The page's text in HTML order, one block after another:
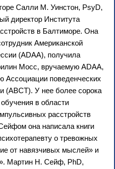
Салли М. Уинстон, PsyD,
директор Института
в Балтиморе. Она
Американской
(ADAA), получила
Мосс, вручаемую ADAA,
Ассоциации поведенческих
(ABCT). У нее более сорока
в области
расстройств
она написала книги
о тревожных
от навязчивых мыслей» и
Мартин Н. Сейф, PhD,